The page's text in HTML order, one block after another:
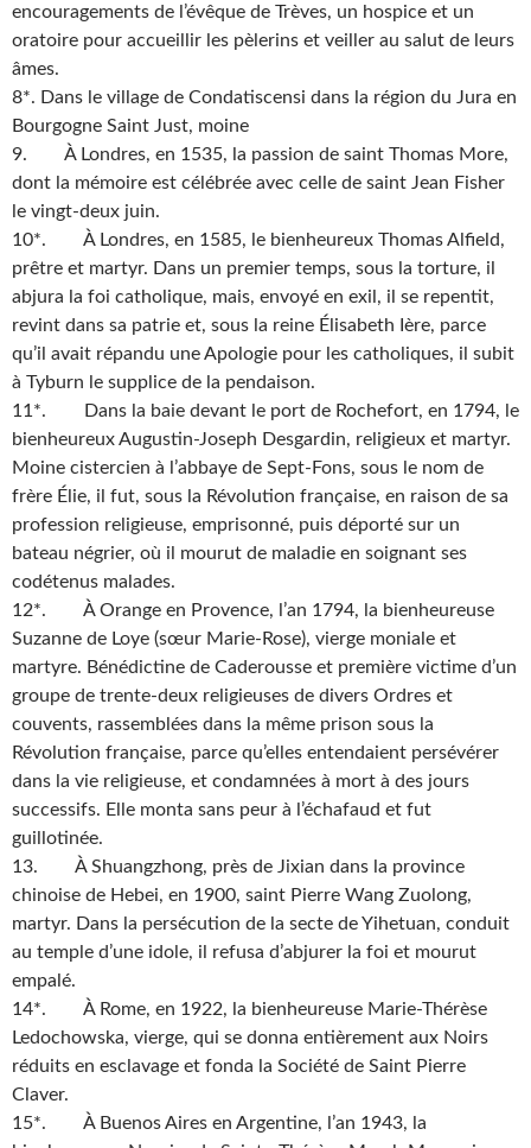
encouragements de l’évêque de Trèves, un hospice et un
oratoire pour accueillir les pèlerins et veiller au salut de leurs
âmes.
8*. Dans le village de Condatiscensi dans la région du Jura en
Bourgogne Saint Just, moine
9. À Londres, en 1535, la passion de saint Thomas More,
dont la mémoire est célébrée avec celle de saint Jean Fisher
le vingt-deux juin.
10*. À Londres, en 1585, le bienheureux Thomas Alfield,
prêtre et martyr. Dans un premier temps, sous la torture, il
abjura la foi catholique, mais, envoyé en exil, il se repentit,
revint dans sa patrie et, sous la reine Élisabeth Ière, parce
qu’il avait répandu une Apologie pour les catholiques, il subit
à Tyburn le supplice de la pendaison.
11*. Dans la baie devant le port de Rochefort, en 1794, le
bienheureux Augustin-Joseph Desgardin, religieux et martyr.
Moine cistercien à l’abbaye de Sept-Fons, sous le nom de
frère Élie, il fut, sous la Révolution française, en raison de sa
profession religieuse, emprisonné, puis déporté sur un
bateau négrier, où il mourut de maladie en soignant ses
codétenus malades.
12*. À Orange en Provence, l’an 1794, la bienheureuse
Suzanne de Loye (sœur Marie-Rose), vierge moniale et
martyre. Bénédictine de Caderousse et première victime d’un
groupe de trente-deux religieuses de divers Ordres et
couvents, rassemblées dans la même prison sous la
Révolution française, parce qu’elles entendaient persévérer
dans la vie religieuse, et condamnées à mort à des jours
successifs. Elle monta sans peur à l’échafaud et fut
guillotinée.
13. À Shuangzhong, près de Jixian dans la province
chinoise de Hebei, en 1900, saint Pierre Wang Zuolong,
martyr. Dans la persécution de la secte de Yihetuan, conduit
au temple d’une idole, il refusa d’abjurer la foi et mourut
empalé.
14*. À Rome, en 1922, la bienheureuse Marie-Thérèse
Ledochowska, vierge, qui se donna entièrement aux Noirs
réduits en esclavage et fonda la Société de Saint Pierre
Claver.
15*. À Buenos Aires en Argentine, l’an 1943, la